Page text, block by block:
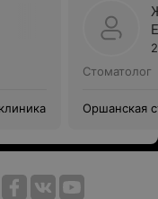
Стоматолог
Оршанская